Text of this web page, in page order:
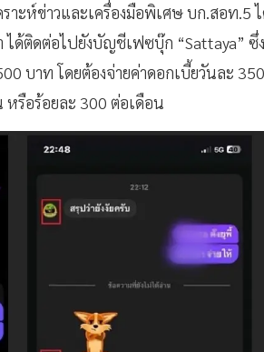
าะห์ข่าวและเครื่องมือพิเศษ บก.สอท.5
ได้ติดต่อไปยังบัญชีเฟซบุ๊ก “Sattaya”
บาท โดยต้องจ่ายค่าดอกเบี้ยวันละ
หรือร้อยละ 300 ต่อเดือน